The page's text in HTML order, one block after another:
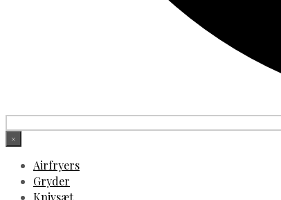
×
Airfryers
Gryder
Knivsæt